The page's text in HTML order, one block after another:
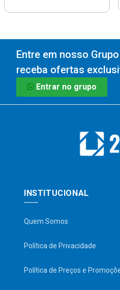
Entre em nosso
receba ofertas
Entrar no grupo
INSTITUCIONAL
Quem Somos
Política de Privacidade
Política de Preços e